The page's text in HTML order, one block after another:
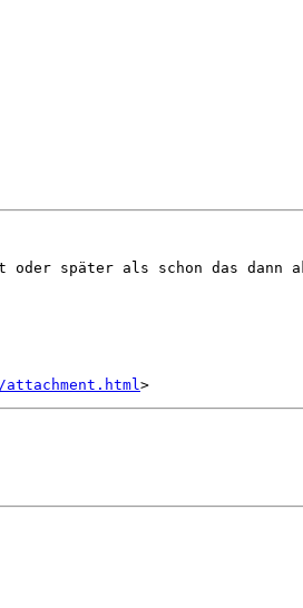
später als schon das dann